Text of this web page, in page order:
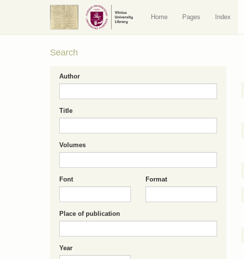
Home Pages Index
Search
Author
Title
Volumes
Font Format
Place of publication
Year